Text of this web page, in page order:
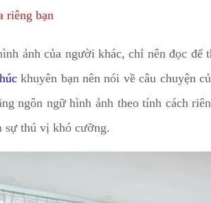
riêng bạn
ảnh của người khác, chỉ nên đọc để
khuyên bạn nên nói về câu chuyện
ngôn ngữ hình ảnh theo tính cách
sự thú vị khó cưỡng.